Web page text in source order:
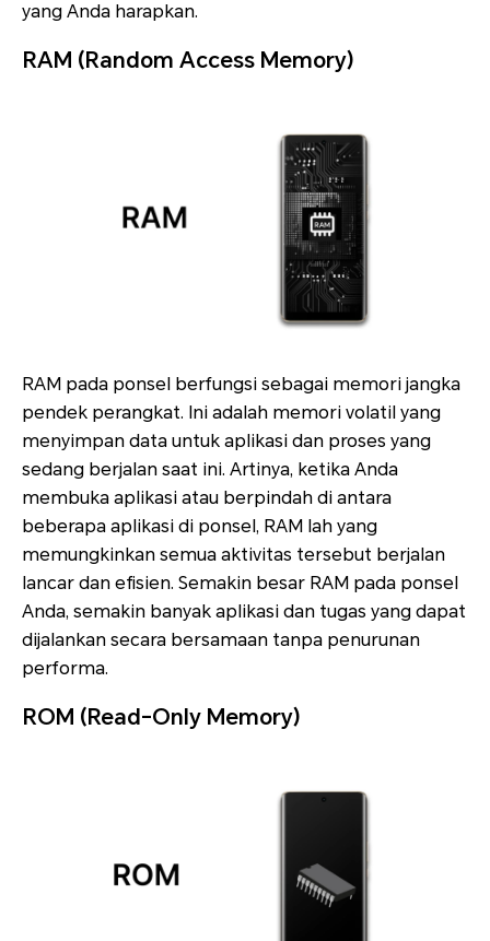
yang Anda harapkan.
RAM (Random Access Memory)
RAM pada ponsel berfungsi sebagai memori jangka
pendek perangkat. Ini adalah memori volatil yang
menyimpan data untuk aplikasi dan proses yang
sedang berjalan saat ini. Artinya, ketika Anda
membuka aplikasi atau berpindah di antara
beberapa aplikasi di ponsel, RAM lah yang
memungkinkan semua aktivitas tersebut berjalan
lancar dan efisien. Semakin besar RAM pada ponsel
Anda, semakin banyak aplikasi dan tugas yang dapat
dijalankan secara bersamaan tanpa penurunan
performa.
ROM (Read-Only Memory)